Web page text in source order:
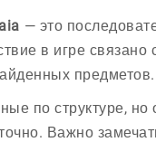
— это
в игре связано
предметов.
по структуре,
Важно